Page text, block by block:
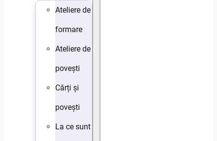
Ateliere de
formare
Ateliere de
povești
Cărți și
povești
La ce sunt